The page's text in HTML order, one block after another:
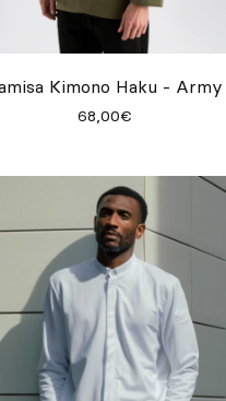
Kimono Haku - Army
68,00€